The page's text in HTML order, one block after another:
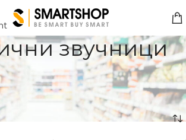
звучници
Аудио и видео галантерија
звучници